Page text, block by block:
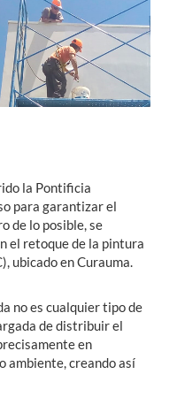
la Pontificia
para garantizar el
de lo posible, se
el retoque de la pintura
ubicado en Curauma.
no es cualquier tipo de
de distribuir el
en
ambiente, creando así